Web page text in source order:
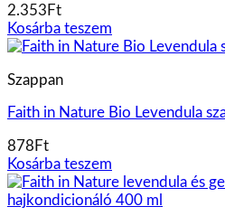
2.353 Ft
Kosárba teszem
Szappan
Faith in Nature Bio Levendula
878 Ft
Kosárba teszem